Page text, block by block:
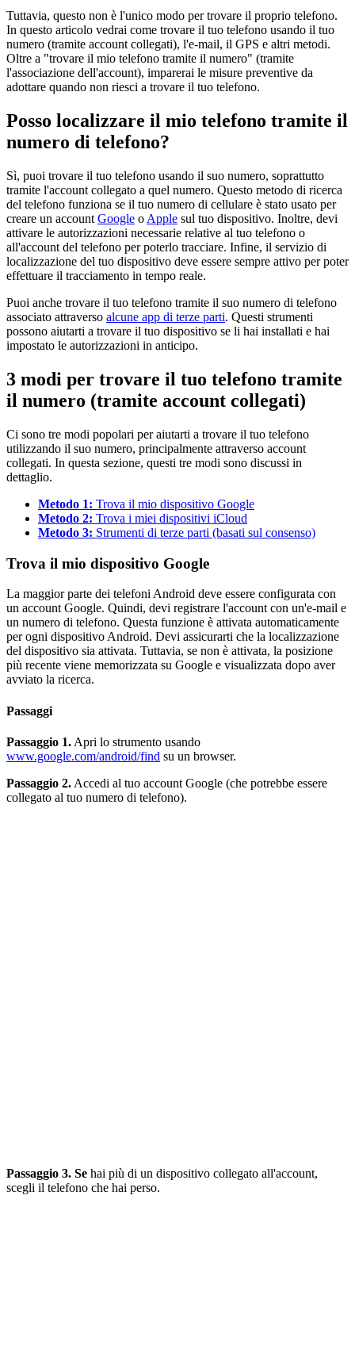
Tuttavia, questo non è l'unico modo per trovare il proprio telefono.
In questo articolo vedrai come trovare il tuo telefono usando il tuo
numero (tramite account collegati), l'e-mail, il GPS e altri metodi.
Oltre a "trovare il mio telefono tramite il numero" (tramite
l'associazione dell'account), imparerai le misure preventive da
adottare quando non riesci a trovare il tuo telefono.
Posso localizzare il mio telefono tramite il
numero di telefono?
Sì, puoi trovare il tuo telefono usando il suo numero, soprattutto
tramite l'account collegato a quel numero. Questo metodo di ricerca
del telefono funziona se il tuo numero di cellulare è stato usato per
creare un account Google o Apple sul tuo dispositivo. Inoltre, devi
attivare le autorizzazioni necessarie relative al tuo telefono o
all'account del telefono per poterlo tracciare. Infine, il servizio di
localizzazione del tuo dispositivo deve essere sempre attivo per poter
effettuare il tracciamento in tempo reale.
Puoi anche trovare il tuo telefono tramite il suo numero di telefono
associato attraverso alcune app di terze parti. Questi strumenti
possono aiutarti a trovare il tuo dispositivo se li hai installati e hai
impostato le autorizzazioni in anticipo.
3 modi per trovare il tuo telefono tramite
il numero (tramite account collegati)
Ci sono tre modi popolari per aiutarti a trovare il tuo telefono
utilizzando il suo numero, principalmente attraverso account
collegati. In questa sezione, questi tre modi sono discussi in
dettaglio.
Metodo 1: Trova il mio dispositivo Google
Metodo 2: Trova i miei dispositivi iCloud
Metodo 3: Strumenti di terze parti (basati sul consenso)
Trova il mio dispositivo Google
La maggior parte dei telefoni Android deve essere configurata con
un account Google. Quindi, devi registrare l'account con un'e-mail e
un numero di telefono. Questa funzione è attivata automaticamente
per ogni dispositivo Android. Devi assicurarti che la localizzazione
del dispositivo sia attivata. Tuttavia, se non è attivata, la posizione
più recente viene memorizzata su Google e visualizzata dopo aver
avviato la ricerca.
Passaggi
Passaggio 1. Apri lo strumento usando
www.google.com/android/find su un browser.
Passaggio 2. Accedi al tuo account Google (che potrebbe essere
collegato al tuo numero di telefono).
Passaggio 3. Se hai più di un dispositivo collegato all'account,
scegli il telefono che hai perso.